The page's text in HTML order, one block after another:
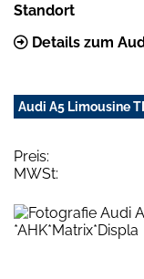
Standort
Details zum
Audi A5 Limousine
Preis:
MWSt: